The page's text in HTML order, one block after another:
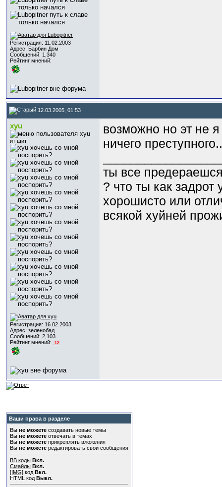
Регистрация: 11.02.2003
Адрес: Барбин Дом
Сообщений: 1,340
Рейтинг мнений:
12.03.2005, 01:53
xyu
ит щит
Регистрация: 16.02.2003
Адрес: зеленобад
Сообщений: 2,103
Рейтинг мнений: -12
возможно но эт не
ничего
ты все
? что ты как
хорошисто или
всякой хyйней
Ваши права в разделе
Вы не можете создавать новые темы
Вы не можете отвечать в темах
Вы не можете прикреплять вложения
Вы не можете редактировать свои сообщения
BB коды Вкл.
Смайлы Вкл.
[IMG] код Вкл.
HTML код Выкл.